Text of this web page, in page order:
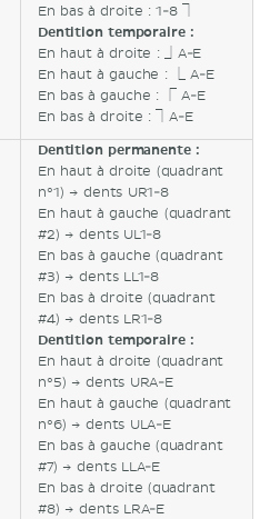
En bas à droite : 1-8 ⏋
Dentition temporaire :
En haut à droite : ⏌A-E
En haut à gauche : ⎿ A-E
En bas à gauche : ⎾ A-E
En bas à droite : ⏋A-E
Dentition permanente :
En haut à droite (quadrant
n°1) → dents UR1-8
En haut à gauche (quadrant
#2) → dents UL1-8
En bas à gauche (quadrant
#3) → dents LL1-8
En bas à droite (quadrant
#4) → dents LR1-8
Dentition temporaire :
En haut à droite (quadrant
n°5) → dents URA-E
En haut à gauche (quadrant
n°6) → dents ULA-E
En bas à gauche (quadrant
#7) → dents LLA-E
En bas à droite (quadrant
#8) → dents LRA-E